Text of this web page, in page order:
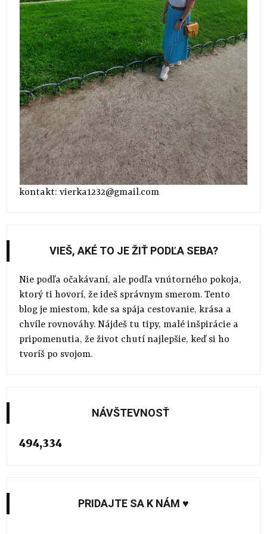
kontakt: vierka1232@gmail.com
VIEŠ, AKÉ TO JE ŽIŤ PODĽA SEBA?
Nie podľa očakávaní, ale podľa vnútorného pokoja,
ktorý ti hovorí, že ideš správnym smerom. Tento
blog je miestom, kde sa spája cestovanie, krása a
chvíle rovnováhy. Nájdeš tu tipy, malé inšpirácie a
pripomenutia, že život chutí najlepšie, keď si ho
tvoríš po svojom.
NÁVŠTEVNOSŤ
494,334
PRIDAJTE SA K NÁM ♥